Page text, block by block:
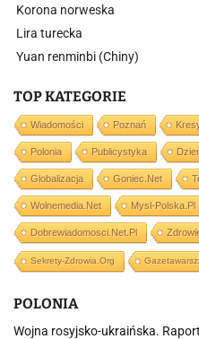
Korona norweska
Lira turecka
Yuan renminbi (Chiny)
TOP KATEGORIE
Wiadomości Poznań
Polonia Publicystyka
Globalizacja Goniec.net
Wolnemedia.net Mysl-Polska.pl
Dobrewiadomosci.net.pl
Sekrety-Zdrowia.org
POLONIA
Wojna rosyjsko-ukraińska.